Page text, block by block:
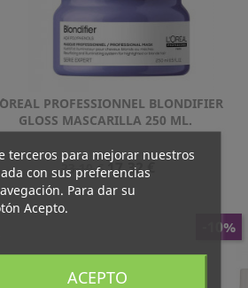
PROFESSIONNEL BLONDIFIER
GLOSS MASCARILLA 250 ML.
Precio
Normal
23,10 €Precio
17,32 €
Vista rápida
-10%
terceros para mejorar nuestros
con sus preferencias
Para dar su
Acepto.
ACEPTO